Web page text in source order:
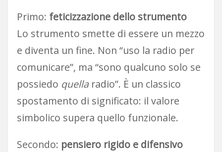
Primo: feticizzazione dello strumento
Lo strumento smette di essere un mezzo
e diventa un fine. Non “uso la radio per
comunicare”, ma “sono qualcuno solo se
possiedo quellaradio”. È un classico
spostamento di significato: il valore
simbolico supera quello funzionale.
Secondo: pensiero rigido e difensivo